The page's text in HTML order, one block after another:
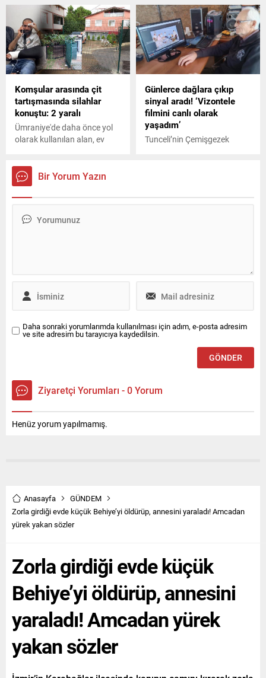
Partililerin makam odasında
asılı bulunan Ulu Önder
Mustafa Kemal Atatürk ve
Cumhurbaşkanı Recep
Tayyip Erdoğan’ın
fotoğraflarına yönelik
Diyarbakır Cumhuriyet
Başsavcılığı’nın olayla ilgili
soruşturma başlattığını
bildirdi.
Komşular arasında çit
tartışmasında silahlar
konuştu: 2 yaralı
Ümraniye'de daha önce yol
olarak kullanılan alan, ev
nedeniyle çıkan tartışma
kavgaya dönüştü. Kavgada
2 kişi darbedilerek
havaya ateş açıldı. 2 kişi ise
Günlerce dağlara çıkıp
sinyal aradı! ‘Vizontele
filmini canlı olarak
yaşadım’
Tunceli’nin Çemişgezek
gezip televizyon sinyali
Bir Yorum Yazın
Daha sonraki yorumlarımda kullanılması için adım, e-posta adresim
ve site adresim bu tarayıcıya kaydedilsin.
Ziyaretçi Yorumları - 0 Yorum
Henüz yorum yapılmamış.
Anasayfa
GÜNDEM
Zorla girdiği evde küçük Behiye’yi öldürüp, annesini yaraladı! Amcadan
yürek yakan sözler
Zorla girdiği evde küçük
Behiye’yi öldürüp, annesini
yaraladı! Amcadan yürek
yakan sözler